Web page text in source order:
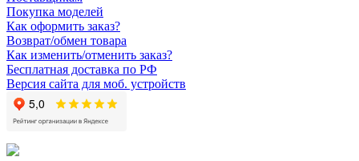
Покупка моделей
Как оформить заказ?
Возврат/обмен товара
Как изменить/отменить заказ?
Бесплатная доставка по РФ
Версия сайта для моб. устройств